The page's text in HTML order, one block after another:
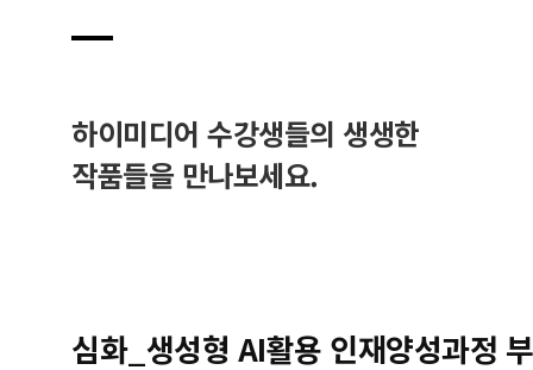
하이미디어 수강생들의 생생한
작품들을 만나보세요.
심화_생성형 AI활용 인재양성과정